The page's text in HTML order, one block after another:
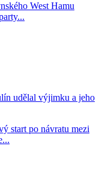
West Hamu
udělal výjimku a jeho
start po návratu mezi